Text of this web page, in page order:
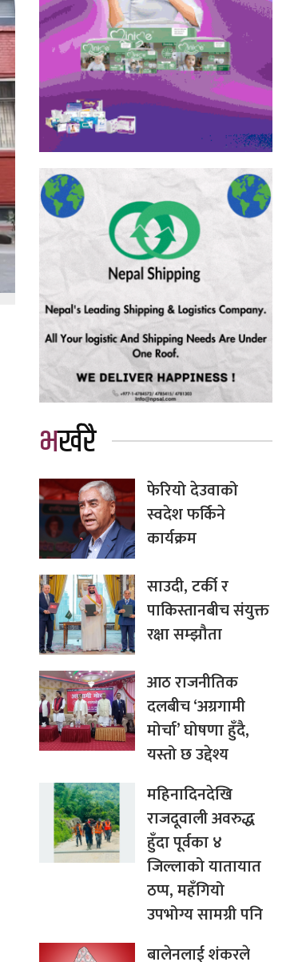
भर्खरै
फेरियो देउवाको
स्वदेश फर्किने
कार्यक्रम
साउदी, टर्की र
पाकिस्तानबीच संयुक्त
रक्षा सम्झौता
आठ राजनीतिक
दलबीच ‘अग्रगामी
मोर्चा’ घोषणा हुँदै,
यस्तो छ उद्देश्य
महिनादिनदेखि
राजदूवाली अवरुद्ध
हुँदा पूर्वका ४
जिल्लाको यातायात
ठप्प, महँगियो
उपभोग्य सामग्री पनि
बालेनलाई शंकरले